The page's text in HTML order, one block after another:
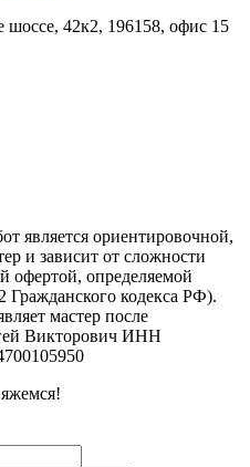
шоссе, 42к2, 196158, офис 15
является ориентировочной,
и зависит от сложности
офертой, определяемой
Гражданского кодекса РФ).
мастер после
Викторович ИНН